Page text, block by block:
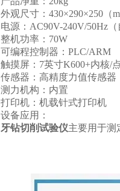
外观尺寸： 430×290×250（
电源： AC90V-240V/50Hz（
整机功率： 70W
可编程控制器： PLC/ARM
触摸屏： 7英寸K600+内核/
传感器：高精度力值传感器
测力机构：内置
打印机：机载针式打印机
设备应用：
牙钻切削试验仪主要用于测